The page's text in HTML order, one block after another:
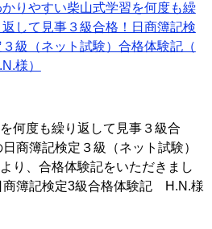
かりやすい柴山式学習を何度も繰
返して見事３級合格！日商簿記検
３級（ネット試験）合格体験記（
様）
何度も繰り返して見事３級合
商簿記検定３級（ネット試験）
り、合格体験記をいただきまし
商簿記検定3級合格体験記 H.N.様